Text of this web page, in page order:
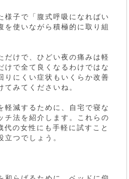
様子で「腹式呼吸になればい
を使いながら積極的に取り組
だけで、ひどい夜の痛みは軽
けで全て良くなるわけではな
りにくい症状もいくらか改善
てみてくださいね。
軽減するために、自宅で寝な
チ法を紹介します。これらの
の女性にも手軽に試すこと
立つでしょう。